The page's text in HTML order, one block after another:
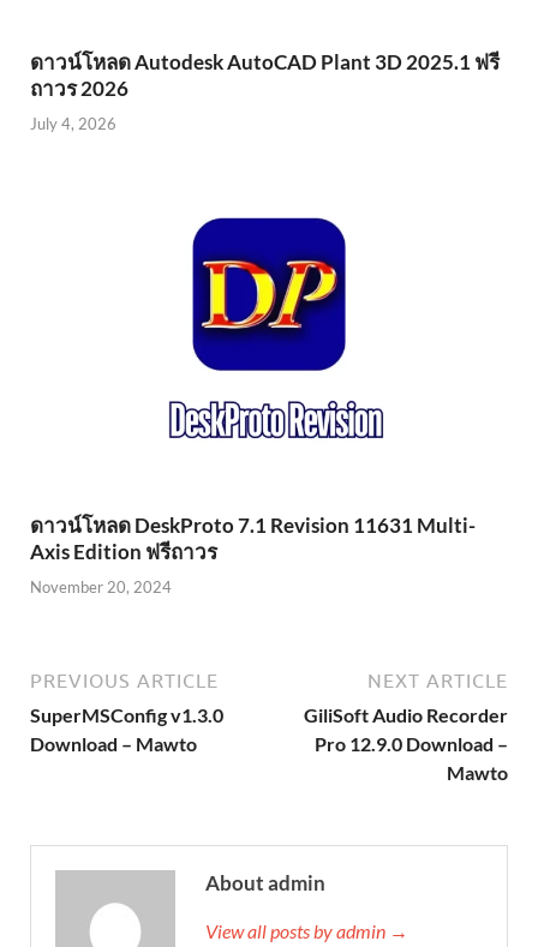
ดาวน์โหลด Autodesk AutoCAD Plant 3D 2025.1 ฟรี
ถาวร 2026
July 4, 2026
ดาวน์โหลด DeskProto 7.1 Revision 11631 Multi-
Axis Edition ฟรีถาวร
November 20, 2024
PREVIOUS ARTICLE
SuperMSConfig v1.3.0
Download – Mawto
NEXT ARTICLE
GiliSoft Audio Recorder
Pro 12.9.0 Download –
Mawto
About admin
View all posts by admin →